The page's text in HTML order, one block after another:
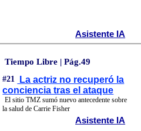
Asistente IA
Tiempo Libre | Pág.49
#21
La actriz no recuperó la
conciencia tras el ataque
El sitio TMZ sumó nuevo antecedente sobre
la salud de Carrie Fisher
Asistente IA